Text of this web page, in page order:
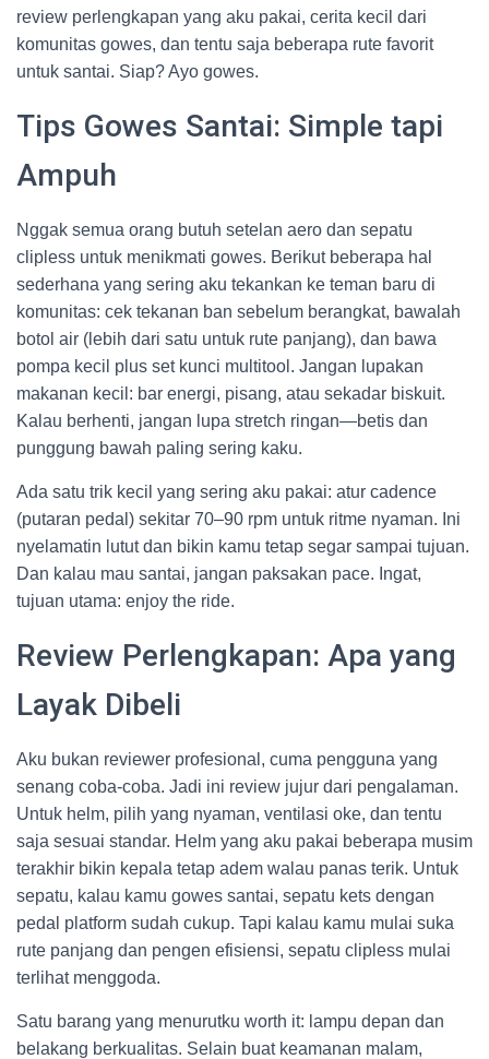
review perlengkapan yang aku pakai, cerita kecil dari
komunitas gowes, dan tentu saja beberapa rute favorit
untuk santai. Siap? Ayo gowes.
Tips Gowes Santai: Simple tapi
Ampuh
Nggak semua orang butuh setelan aero dan sepatu
clipless untuk menikmati gowes. Berikut beberapa hal
sederhana yang sering aku tekankan ke teman baru di
komunitas: cek tekanan ban sebelum berangkat, bawalah
botol air (lebih dari satu untuk rute panjang), dan bawa
pompa kecil plus set kunci multitool. Jangan lupakan
makanan kecil: bar energi, pisang, atau sekadar biskuit.
Kalau berhenti, jangan lupa stretch ringan—betis dan
punggung bawah paling sering kaku.
Ada satu trik kecil yang sering aku pakai: atur cadence
(putaran pedal) sekitar 70–90 rpm untuk ritme nyaman. Ini
nyelamatin lutut dan bikin kamu tetap segar sampai tujuan.
Dan kalau mau santai, jangan paksakan pace. Ingat,
tujuan utama: enjoy the ride.
Review Perlengkapan: Apa yang
Layak Dibeli
Aku bukan reviewer profesional, cuma pengguna yang
senang coba-coba. Jadi ini review jujur dari pengalaman.
Untuk helm, pilih yang nyaman, ventilasi oke, dan tentu
saja sesuai standar. Helm yang aku pakai beberapa musim
terakhir bikin kepala tetap adem walau panas terik. Untuk
sepatu, kalau kamu gowes santai, sepatu kets dengan
pedal platform sudah cukup. Tapi kalau kamu mulai suka
rute panjang dan pengen efisiensi, sepatu clipless mulai
terlihat menggoda.
Satu barang yang menurutku worth it: lampu depan dan
belakang berkualitas. Selain buat keamanan malam,